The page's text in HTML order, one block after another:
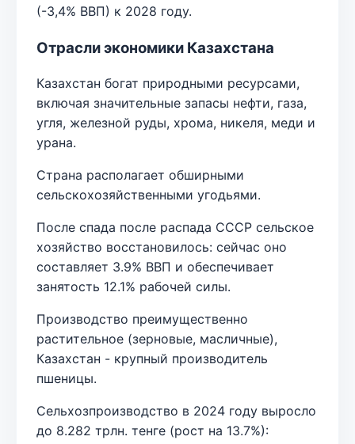
(-3,4% ВВП) к 2028 году.
Отрасли экономики Казахстана
Казахстан богат природными ресурсами,
включая значительные запасы нефти, газа,
угля, железной руды, хрома, никеля, меди и
урана.
Страна располагает обширными
сельскохозяйственными угодьями.
После спада после распада СССР сельское
хозяйство восстановилось: сейчас оно
составляет 3.9% ВВП и обеспечивает
занятость 12.1% рабочей силы.
Производство преимущественно
растительное (зерновые, масличные),
Казахстан - крупный производитель
пшеницы.
Сельхозпроизводство в 2024 году выросло
до 8.282 трлн. тенге (рост на 13.7%):